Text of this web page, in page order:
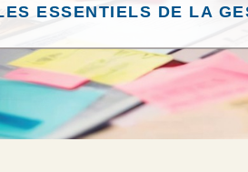
ESSENTIELS DE LA